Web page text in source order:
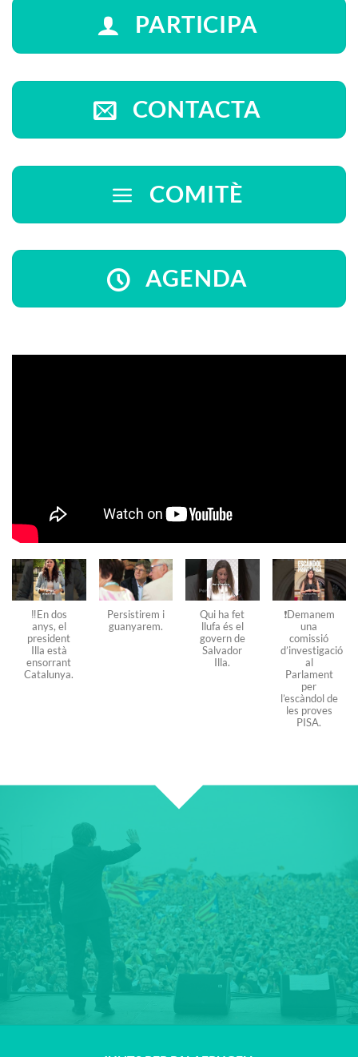
PARTICIPA
CONTACTA
COMITÈ
AGENDA
‼️En dos
anys, el
president
Illa està
ensorrant
Catalunya.
Persistirem i
guanyarem.
Qui ha fet
llufa és el
govern de
Salvador
Illa.
❗️Demanem
una
comissió
d’investigació
al
Parlament
per
l’escàndol de
les proves
PISA.